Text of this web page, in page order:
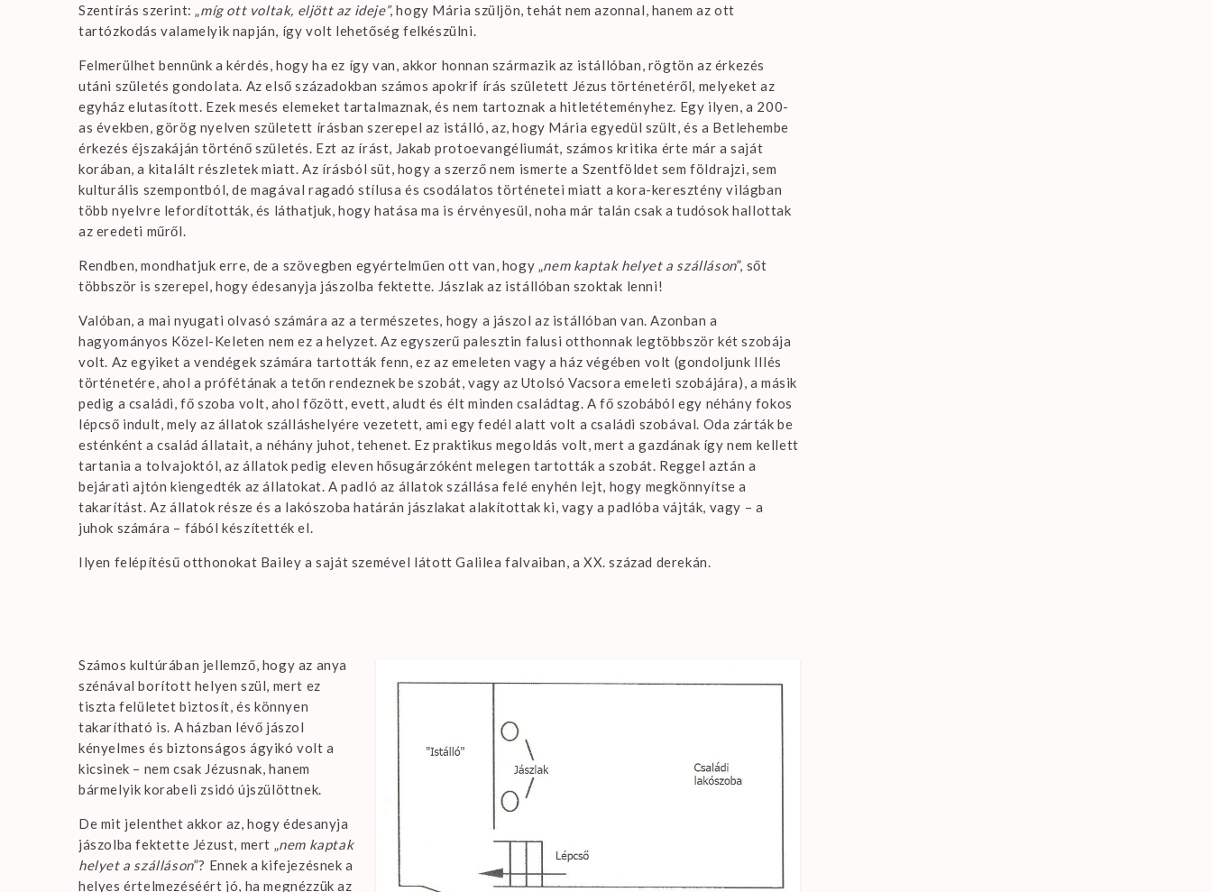
Szentírás szerint: „míg ott voltak, eljött az ideje”, hogy Mária szüljön, tehát nem azonnal, hanem az ott
tartózkodás valamelyik napján, így volt lehetőség felkészülni.
Felmerülhet bennünk a kérdés, hogy ha ez így van, akkor honnan származik az istállóban, rögtön az érkezés
utáni születés gondolata. Az első századokban számos apokrif írás született Jézus történetéről, melyeket az
egyház elutasított. Ezek mesés elemeket tartalmaznak, és nem tartoznak a hitletéteményhez. Egy ilyen, a 200-
as években, görög nyelven született írásban szerepel az istálló, az, hogy Mária egyedül szült, és a Betlehembe
érkezés éjszakáján történő születés. Ezt az írást, Jakab protoevangéliumát, számos kritika érte már a saját
korában, a kitalált részletek miatt. Az írásból süt, hogy a szerző nem ismerte a Szentföldet sem földrajzi, sem
kulturális szempontból, de magával ragadó stílusa és csodálatos történetei miatt a kora-keresztény világban
több nyelvre lefordították, és láthatjuk, hogy hatása ma is érvényesül, noha már talán csak a tudósok hallottak
az eredeti műről.
Rendben, mondhatjuk erre, de a szövegben egyértelműen ott van, hogy „nem kaptak helyet a szálláson”, sőt
többször is szerepel, hogy édesanyja jászolba fektette. Jászlak az istállóban szoktak lenni!
Valóban, a mai nyugati olvasó számára az a természetes, hogy a jászol az istállóban van. Azonban a
hagyományos Közel-Keleten nem ez a helyzet. Az egyszerű palesztin falusi otthonnak legtöbbször két szobája
volt. Az egyiket a vendégek számára tartották fenn, ez az emeleten vagy a ház végében volt (gondoljunk Illés
történetére, ahol a prófétának a tetőn rendeznek be szobát, vagy az Utolsó Vacsora emeleti szobájára), a másik
pedig a családi, fő szoba volt, ahol főzött, evett, aludt és élt minden családtag. A fő szobából egy néhány fokos
lépcső indult, mely az állatok szálláshelyére vezetett, ami egy fedél alatt volt a családi szobával. Oda zárták be
esténként a család állatait, a néhány juhot, tehenet. Ez praktikus megoldás volt, mert a gazdának így nem kellett
tartania a tolvajoktól, az állatok pedig eleven hősugárzóként melegen tartották a szobát. Reggel aztán a
bejárati ajtón kiengedték az állatokat. A padló az állatok szállása felé enyhén lejt, hogy megkönnyítse a
takarítást. Az állatok része és a lakószoba határán jászlakat alakítottak ki, vagy a padlóba vájták, vagy – a
juhok számára – fából készítették el.
Ilyen felépítésű otthonokat Bailey a saját szemével látott Galilea falvaiban, a XX. század derekán.
Számos kultúrában jellemző, hogy az anya
szénával borított helyen szül, mert ez
tiszta felületet biztosít, és könnyen
takarítható is. A házban lévő jászol
kényelmes és biztonságos ágyikó volt a
kicsinek – nem csak Jézusnak, hanem
bármelyik korabeli zsidó újszülöttnek.
De mit jelenthet akkor az, hogy édesanyja
jászolba fektette Jézust, mert „nem kaptak
helyet a szálláson”? Ennek a kifejezésnek a
helyes értelmezéséért jó, ha megnézzük az